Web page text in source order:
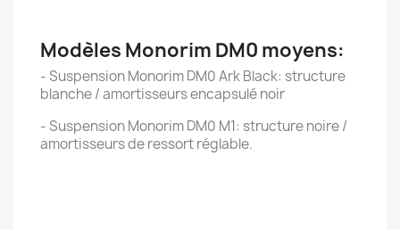
Modèles Monorim DM0 moyens:
- Suspension Monorim DM0 Ark Black: structure
blanche / amortisseurs encapsulé noir
- Suspension Monorim DM0 M1: structure noire /
amortisseurs de ressort réglable.